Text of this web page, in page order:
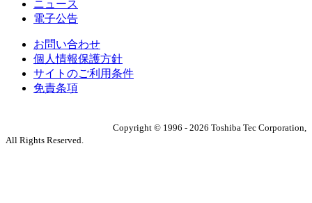
ニュース
電子公告
お問い合わせ
個人情報保護方針
サイトのご利用条件
免責条項
Copyright © 1996 - 2026 Toshiba Tec Corporation,
All Rights Reserved.